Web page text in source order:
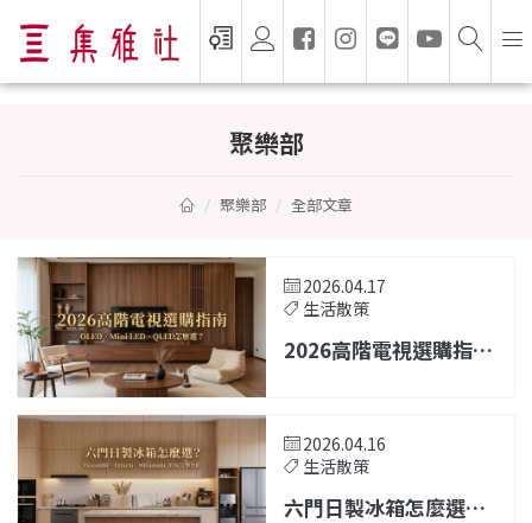
聚樂部
聚樂部 全部文章
2026.04.17
生活散策
2026高階電視選購指南
2026.04.16
生活散策
六門日製冰箱怎麼選？